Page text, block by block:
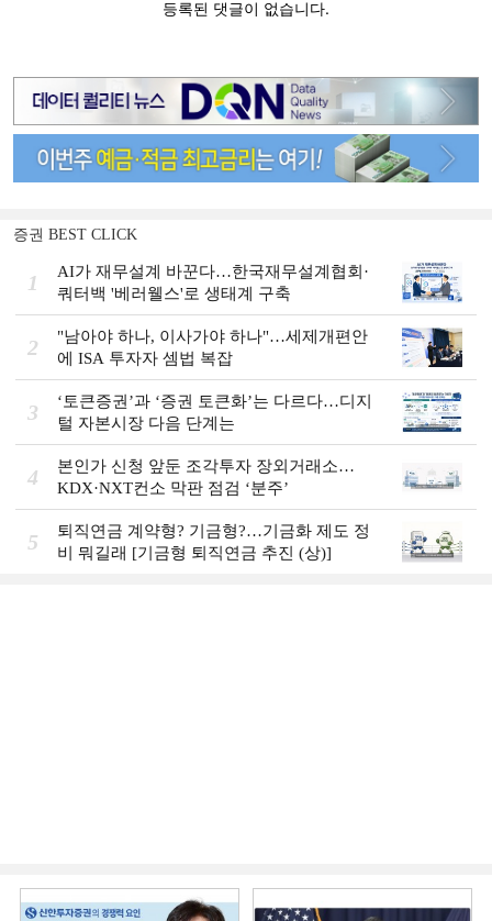
증권 BEST CLICK
1
AI가 재무설계 바꾼다…한국재무설계협회·
쿼터백 '베러웰스'로 생태계 구축
2
"남아야 하나, 이사가야 하나"…세제개편안
에 ISA 투자자 셈법 복잡
3
‘토큰증권’과 ‘증권 토큰화’는 다르다…디지
털 자본시장 다음 단계는
4
본인가 신청 앞둔 조각투자 장외거래소…
KDX·NXT컨소 막판 점검 ‘분주’
5
퇴직연금 계약형? 기금형?…기금화 제도 정
비 뭐길래 [기금형 퇴직연금 추진 (상)]